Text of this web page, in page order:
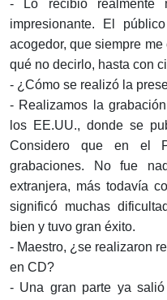
- Lo recibió realmente
impresionante. El
acogedor, que siempre
qué no decirlo, hasta con
- ¿Cómo se realizó la
- Realizamos la
los EE.UU., donde se
Considero que en el
grabaciones. No fue
extranjera, más todavía
significó muchas
bien y tuvo gran éxito.
- Maestro, ¿se realizaron
en CD?
- Una gran parte ya